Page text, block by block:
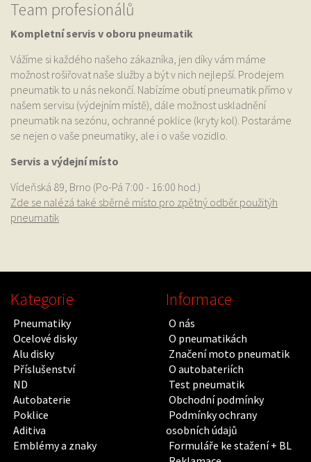
Team profesionálů
Kompletní servis v oboru pneumatik
Vážíme si každého našeho zákazníka, jen díky vám máme
možnost rošiřovat naše služby a být v nich nejlepší. Prodejem
pneumatik to u nás nekončí. Nabízíme obutí pneumatik přímo v
našem servisu (výdejním místě), dále možnost uskladnění
pneumatik na sezónu, ochranné poklice (kryty kol). Postaráme
se nejen o vaše pneumatiky, ale i o vaše vozidlo.
Servis a výdejní místo
Vídeňská 89, Brno (Po-Pá 7:00 - 16:00 hod.)
Zde se nalézá také sběrné místo pro zpětný odběr použitýh
pneumatik
Kategorie
Pneumatiky
Ocelové disky
Alu disky
Příslušenství
ND
Autobaterie
Poklice
Aditiva
Emblémy a znaky
Informace
O nás
O pneumatikách
Značení moto pneumatik
O autobateriích
Test pneumatik
Obchodní podmínky
Podmínky ochrany
osobních údajů
Formuláře ke stažení + BL